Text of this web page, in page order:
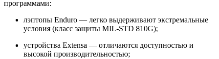
программами:
лэптопы Enduro — легко выдерживают экстремальные
условия (класс защиты MIL-STD 810G);
устройства Extensa — отличаются доступностью и
высокой производительностью;